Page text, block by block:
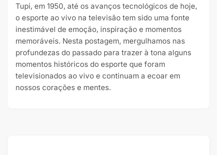
Tupi, em 1950, até os avanços tecnológicos de hoje,
o esporte ao vivo na televisão tem sido uma fonte
inestimável de emoção, inspiração e momentos
memoráveis. Nesta postagem, mergulhamos nas
profundezas do passado para trazer à tona alguns
momentos históricos do esporte que foram
televisionados ao vivo e continuam a ecoar em
nossos corações e mentes.